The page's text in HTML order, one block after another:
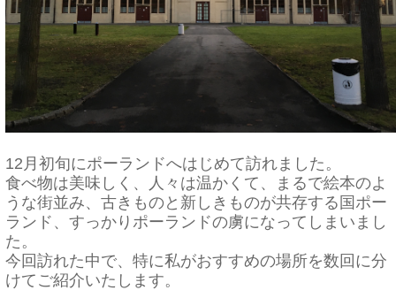
12月初旬にポーランドへはじめて訪れました。
食べ物は美味しく、人々は温かくて、まるで絵本のよ
うな街並み、 古きものと新しきものが共存する国ポー
ランド、 すっかりポーランドの虜になってしまいまし
た。
今回訪れた中で、 特に私がおすすめの場所を数回に分
けてご紹介いたします。